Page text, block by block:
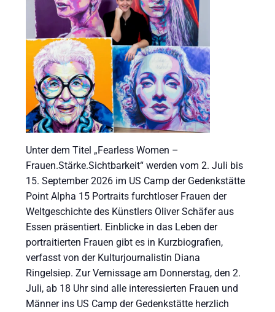
Unter dem Titel „Fearless Women –
Frauen.Stärke.Sichtbarkeit“ werden vom 2. Juli bis
15. September 2026 im US Camp der Gedenkstätte
Point Alpha 15 Portraits furchtloser Frauen der
Weltgeschichte des Künstlers Oliver Schäfer aus
Essen präsentiert. Einblicke in das Leben der
portraitierten Frauen gibt es in Kurzbiografien,
verfasst von der Kulturjournalistin Diana
Ringelsiep. Zur Vernissage am Donnerstag, den 2.
Juli, ab 18 Uhr sind alle interessierten Frauen und
Männer ins US Camp der Gedenkstätte herzlich